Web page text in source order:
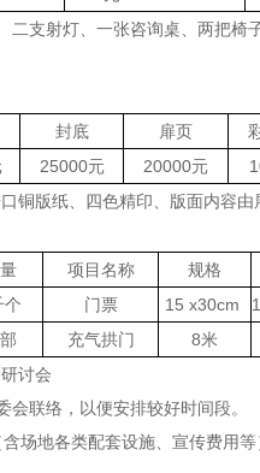
支射灯、一张咨询桌、两把椅
封底 扉页
25000元 20000元
铜版纸、四色精印、版面内容由
项目名称 规格
个 门票 15 x30cm
充气拱门 8米
讨会
联络，以便安排较好时间段。
场地各类配套设施、宣传费用等